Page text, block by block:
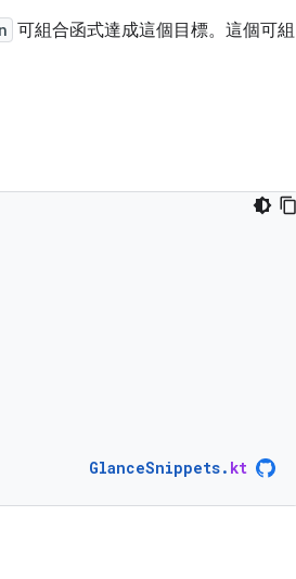
可組合函式達成這個目標。這個可組
GlanceSnippets. kt